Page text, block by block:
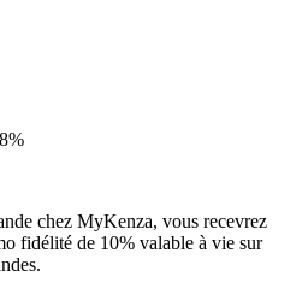
chez MyKenza, vous recevrez
fidélité de 10% valable à vie sur